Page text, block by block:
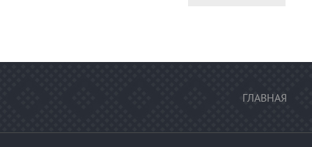
ГЛАВНАЯ